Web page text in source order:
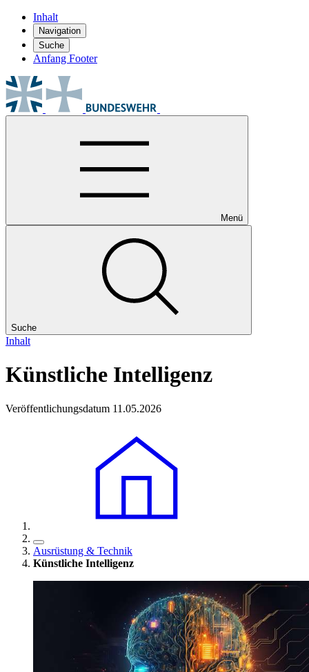
Inhalt
Navigation
Suche
Anfang Footer
Menü
Suche
Inhalt
Künstliche Intelligenz
Veröffentlichungsdatum 11.05.2026
Ausrüstung & Technik
Künstliche Intelligenz